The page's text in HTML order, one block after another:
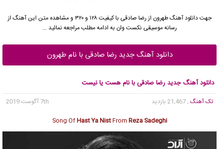
جهت دانلود آهنگ طهرون از رضا صادقی
با کیفیت ۱۲۸ و ۳۲۰ و مشاهده متن این آهنگ از
رسانه موسیقی نکست وان به ادامه مطلب مراجعه نمائید …
دانلود آهنگ جدید رضا صادقی با نام طهرون
دانلود آهنگ جدید رضا صادقی با نام هست یا نیست
تک آهنگ , 21,467 بازدید
7th آگوست 2019
Song OfHast Ya NistFrom Reza Sadeghi